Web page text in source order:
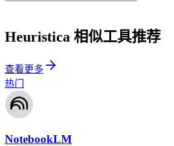
Heuristica 相似工具推荐
查看更多
热门
NotebookLM